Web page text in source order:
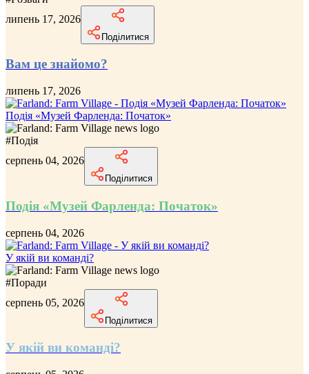
липень 17, 2026
Поділитися
Вам це знайомо?
липень 17, 2026
Подія «Музей Фарленда: Початок»
#Подія
серпень 04, 2026
Поділитися
Подія «Музей Фарленда: Початок»
серпень 04, 2026
У якій ви команді?
#Поради
серпень 05, 2026
Поділитися
У якій ви команді?